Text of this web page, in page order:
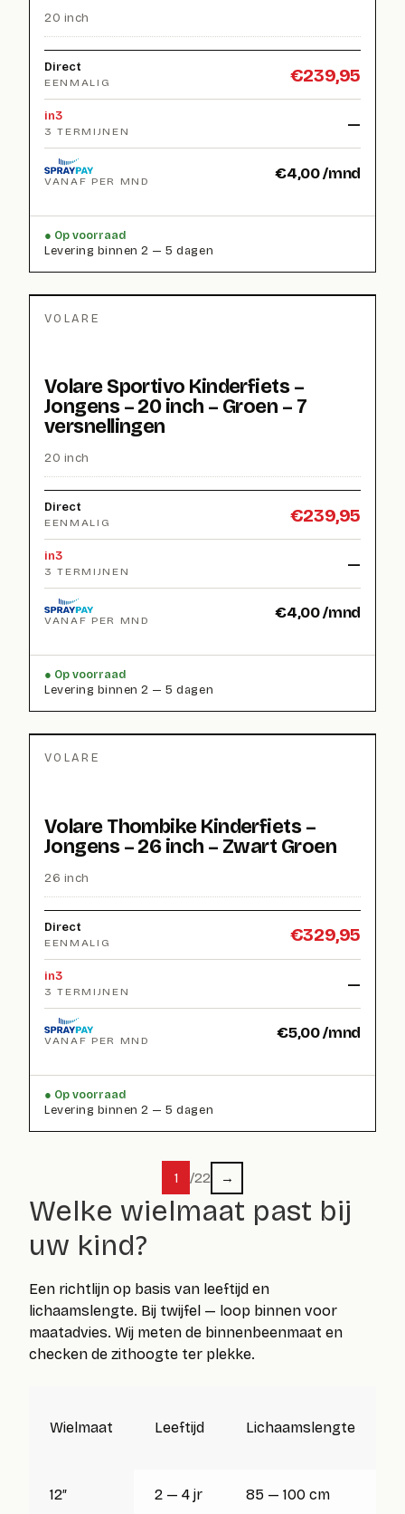
20 inch
Direct
EENMALIG €239,95
in3
3 TERMIJNEN —
VANAF PER MND €4,00/mnd
Op voorraad
Levering binnen 2 — 5 dagen
VOLARE
Volare Sportivo Kinderfiets –
Jongens – 20 inch – Groen – 7
versnellingen
20 inch
Direct
EENMALIG €239,95
in3
3 TERMIJNEN —
VANAF PER MND €4,00/mnd
Op voorraad
Levering binnen 2 — 5 dagen
VOLARE
Volare Thombike Kinderfiets –
Jongens – 26 inch – Zwart Groen
26 inch
Direct
EENMALIG €329,95
in3
3 TERMIJNEN —
VANAF PER MND €5,00/mnd
Op voorraad
Levering binnen 2 — 5 dagen
1 /22 →
Welke wielmaat past bij
uw kind?
Een richtlijn op basis van leeftijd en
lichaamslengte. Bij twijfel — loop binnen voor
maatadvies. Wij meten de binnenbeenmaat en
checken de zithoogte ter plekke.
Wielmaat Leeftijd Lichaamslengte
12″ 2 — 4 jr 85 — 100 cm